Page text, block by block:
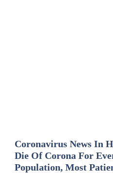
Coronavirus News In
Die Of Corona For
Population, Most